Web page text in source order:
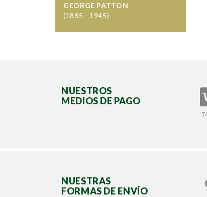
GEORGE PATTON
(1885 - 1945)
NUESTROS
MEDIOS DE PAGO
NUESTRAS
FORMAS DE ENVÍO